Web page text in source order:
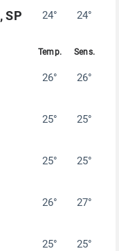
SP 24° 24°
26° 26°
25° 25°
25° 25°
26° 27°
25° 25°